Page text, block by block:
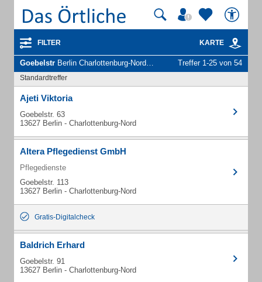
FILTER KARTE
Goebelstr Berlin Charlottenburg-Nord - Unternehmen und Personen Treffer 1-25 von 54
Standardtreffer
Ajeti Viktoria
Goebelstr. 63
13627 Berlin - Charlottenburg-Nord
Altera Pflegedienst GmbH
Pflegedienste
Goebelstr. 113
13627 Berlin - Charlottenburg-Nord
Gratis-Digitalcheck
Baldrich Erhard
Goebelstr. 91
13627 Berlin - Charlottenburg-Nord